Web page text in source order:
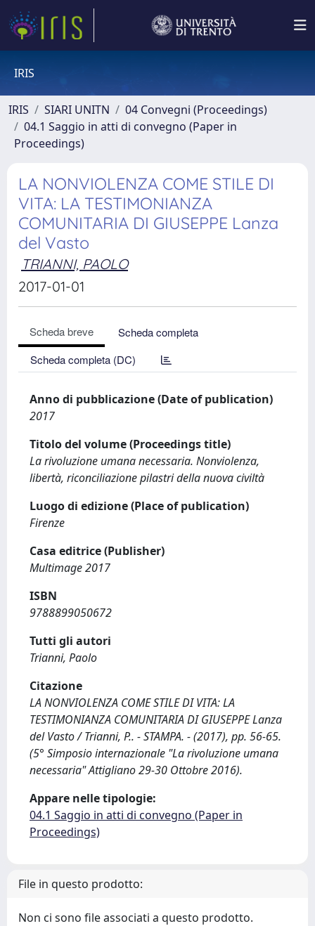
IRIS
IRIS SIARI UNITN
04 Convegni (Proceedings)
04.1 Saggio in atti di convegno (Paper in
Proceedings)
LA NONVIOLENZA COME STILE DI
VITA: LA TESTIMONIANZA
COMUNITARIA DI GIUSEPPE Lanza
del Vasto
TRIANNI, PAOLO
2017-01-01
Scheda breve
Scheda completa
Scheda completa (DC)
Anno di pubblicazione (Date of publication)
2017
Titolo del volume (Proceedings title)
La rivoluzione umana necessaria. Nonviolenza,
libertà, riconciliazione pilastri della nuova civiltà
Luogo di edizione (Place of publication)
Firenze
Casa editrice (Publisher)
Multimage 2017
ISBN
9788899050672
Tutti gli autori
Trianni, Paolo
Citazione
LA NONVIOLENZA COME STILE DI VITA: LA
TESTIMONIANZA COMUNITARIA DI GIUSEPPE Lanza
del Vasto / Trianni, P.. - STAMPA. - (2017), pp. 56-65.
(5° Simposio internazionale "La rivoluzione umana
necessaria" Attigliano 29-30 Ottobre 2016).
Appare nelle tipologie:
04.1 Saggio in atti di convegno (Paper in
Proceedings)
File in questo prodotto:
Non ci sono file associati a questo prodotto.